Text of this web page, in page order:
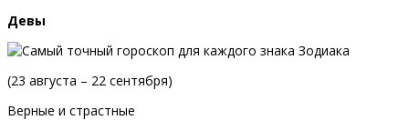
Девы
(23 августа – 22 сентября)
Верные и страстные